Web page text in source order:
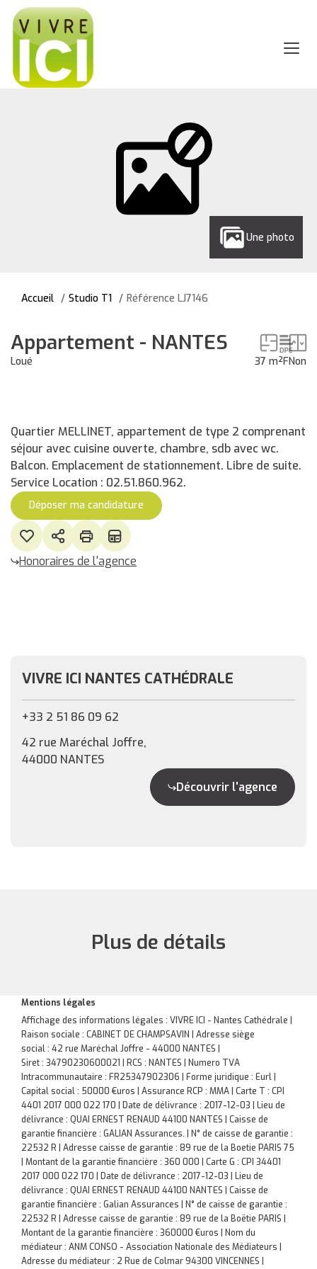
Une photo
Accueil Studio T1 Référence LJ7146
Appartement - NANTES
Loué 37 m²FNon
Quartier MELLINET, appartement de type 2 comprenant
séjour avec cuisine ouverte, chambre, sdb avec wc.
Balcon. Emplacement de stationnement. Libre de suite.
Service Location : 02.51.860.962.
Déposer ma candidature
Honoraires de l'agence
VIVRE ICI NANTES CATHÉDRALE
+33 2 51 86 09 62
42 rue Maréchal Joffre,
44000 NANTES
Découvrir l'agence
Plus de détails
Mentions légales
Affichage des informations légales : VIVRE ICI - Nantes Cathédrale |
Raison sociale : CABINET DE CHAMPSAVIN | Adresse siège
social : 42 rue Maréchal Joffre - 44000 NANTES |
Siret : 34790230600021 | RCS : NANTES | Numero TVA
Intracommunautaire : FR25347902306 | Forme juridique : Eurl |
Capital social : 50000 €uros | Assurance RCP : MMA | Carte T : CPI
4401 2017 000 022 170 | Date de délivrance : 2017-12-03 | Lieu de
délivrance : QUAI ERNEST RENAUD 44100 NANTES | Caisse de
garantie financière : GALIAN Assurances. | N° de caisse de garantie :
22532 R | Adresse caisse de garantie : 89 rue de la Boetie PARIS 75
| Montant de la garantie financière : 360 000 | Carte G : CPI 34401
2017 000 022 170 | Date de délivrance : 2017-12-03 | Lieu de
délivrance : QUAI ERNEST RENAUD 44100 NANTES | Caisse de
garantie financière : Galian Assurances | N° de caisse de garantie :
22532 R | Adresse caisse de garantie : 89 rue de la Boëtie PARIS |
Montant de la garantie financière : 360000 €uros | Nom du
médiateur : ANM CONSO - Association Nationale des Médiateurs |
Adresse du médiateur : 2 Rue de Colmar 94300 VINCENNES |